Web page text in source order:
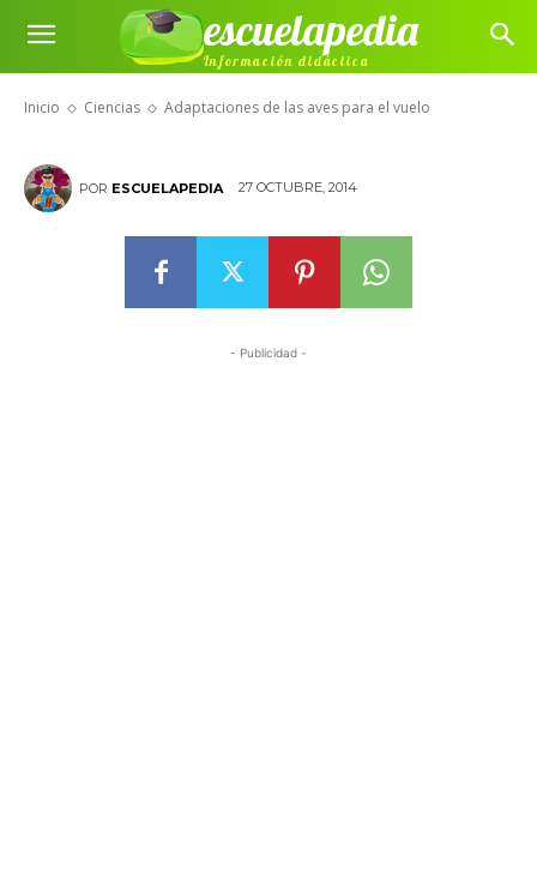
escuelapedia
Información didáctica
Inicio Ciencias Adaptaciones de las aves para el vuelo
Adaptaciones de las aves para
el vuelo
POR ESCUELAPEDIA 27 OCTUBRE, 2014
- Publicidad -